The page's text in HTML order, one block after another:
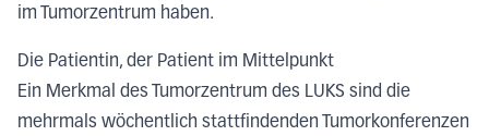
im Tumorzentrum haben.
Die Patientin, der Patient im Mittelpunkt
Ein Merkmal des Tumorzentrum des LUKS sind die
mehrmals wöchentlich stattfindenden Tumorkonferenzen